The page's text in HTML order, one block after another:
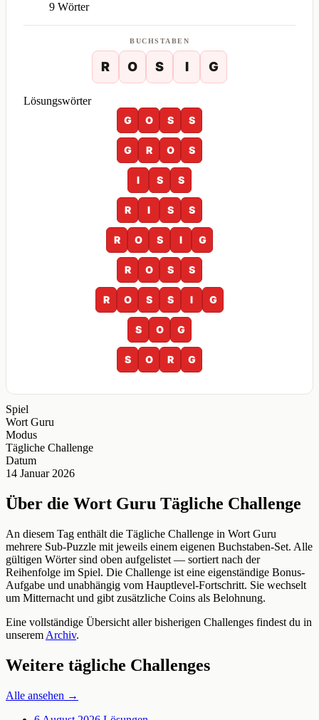
9 Wörter
BUCHSTABEN
R O S I G
Lösungswörter
G
O S S
G R O S
I S S
R I S S
R O S I G
R O S S
R O S S I G
S O G
S O R G
Spiel
Wort Guru
Modus
Tägliche Challenge
Datum
14 Januar 2026
Über die Wort Guru Tägliche Challenge
An diesem Tag enthält die Tägliche Challenge in Wort Guru
mehrere Sub-Puzzle mit jeweils einem eigenen Buchstaben-Set. Alle
gültigen Wörter sind oben aufgelistet — sortiert nach der
Reihenfolge im Spiel. Die Challenge ist eine eigenständige Bonus-
Aufgabe und unabhängig vom Hauptlevel-Fortschritt. Sie wechselt
um Mitternacht und gibt zusätzliche Coins als Belohnung.
Eine vollständige Übersicht aller bisherigen Challenges findest du in
unserem Archiv.
Weitere tägliche Challenges
Alle ansehen →